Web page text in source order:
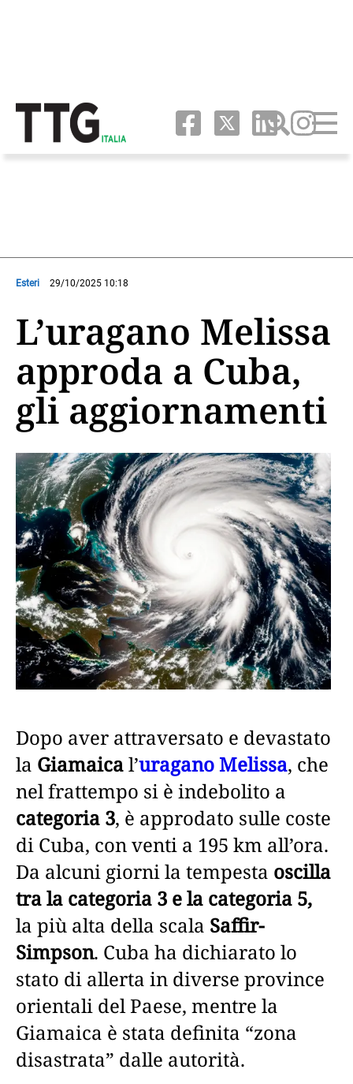
Esteri 29/10/2025 10:18
L’uragano Melissa
approda a Cuba,
gli aggiornamenti
Dopo aver attraversato e devastato
la Giamaical’uragano Melissa, che
nel frattempo si è indebolito a
categoria 3, è approdato sulle coste
di Cuba, con venti a 195 km all’ora.
Da alcuni giorni la tempesta oscilla
tra la categoria 3 e la categoria 5,
la più alta della scala Saffir-
Simpson. Cuba ha dichiarato lo
stato di allerta in diverse province
orientali del Paese, mentre la
Giamaica è stata definita “zona
disastrata” dalle autorità.